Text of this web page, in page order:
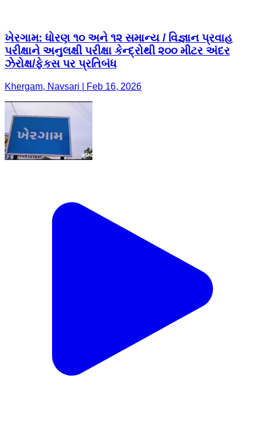
ખેરગામ: ધોરણ ૧૦ અને ૧૨ સમાન્ય / વિજ્ઞાન પ્રવાહ
પરીક્ષાને અનુલક્ષી પરીક્ષા કેન્દ્રોથી ૨૦૦ મીટર અંદર
ઝેરોક્ષ/ફેકસ પર પ્રતિબંધ
Khergam, Navsari | Feb 16, 2026